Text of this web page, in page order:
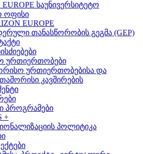
საუნივერსიტეტო
ოფისი
EUROPE
თანასწორობის გეგმა (GEP)
ურთიერთობები
ურთიერთობებისა და
კავშირების
პროგრამები
+
პოლიტიკა